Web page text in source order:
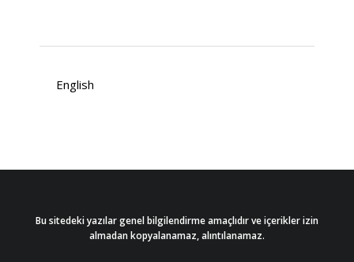
English
Bu sitedeki yazılar genel bilgilendirme amaçlıdır ve içerikler izin
almadan kopyalanamaz, alıntılanamaz.